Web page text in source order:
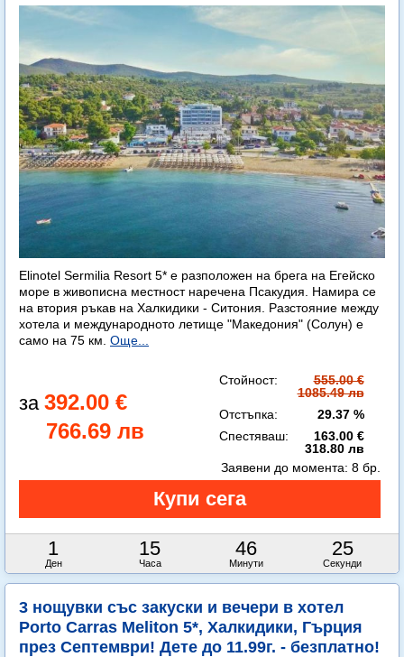
Elinotel Sermilia Resort 5* е разположен на брега на Егейско
море в живописна местност наречена Псакудия. Намира се
на втория ръкав на Халкидики - Ситония. Разстояние между
хотела и международното летище "Македония" (Солун) е
само на 75 км. Още...
392.00 €
766.69 лв
Стойност:
555.00 €
1085.49 лв
Отстъпка:
29.37 %
Спестяваш:
163.00 €
318.80 лв
1
Ден
15
Часа
46
Минути
23
Секунди
Заявени до момента: 8 бр.
3 нощувки със закуски и вечери в хотел
Porto Carras Meliton 5*, Халкидики, Гърция
през Септември! Дете до 11.99г. - безплатно!